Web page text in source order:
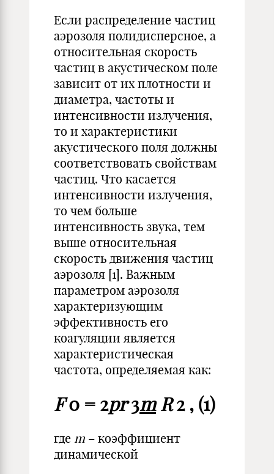
Если распределение частиц
аэрозоля полидисперсное, а
относительная скорость
частиц в акустическом поле
зависит от их плотности и
диаметра, частоты и
интенсивности излучения,
то и характеристики
акустического поля должны
соответствовать свойствам
частиц. Что касается
интенсивности излучения,
то чем больше
интенсивность звука, тем
выше относительная
скорость движения частиц
аэрозоля [1]. Важным
параметром аэрозоля
характеризующим
эффективность его
коагуляции является
характеристическая
частота, определяемая как:
F0 = 2pr3mR2 , (1)
где m – коэффициент
динамической